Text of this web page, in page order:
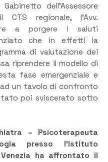
dell’Assessore
regionale, l’Avv.
a porgere i saluti
che in effetti la
di valutazione dei
riprendere il modello di
fase emergenziale e
un tavolo di confronto
poi sviscerato sotto
– Psicoterapeuta
presso l’Istituto
ha affrontato il